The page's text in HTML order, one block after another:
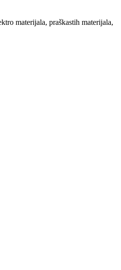
materijala, praškastih materijala,